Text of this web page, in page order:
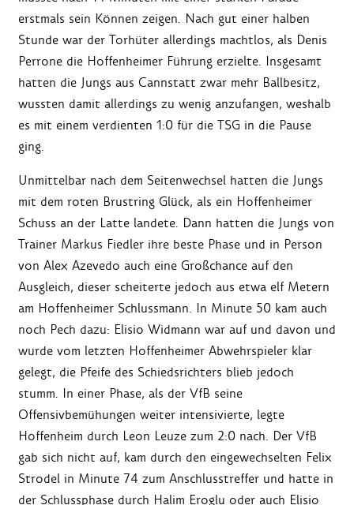
erstmals sein Können zeigen. Nach gut einer halben
Stunde war der Torhüter allerdings machtlos, als Denis
Perrone die Hoffenheimer Führung erzielte. Insgesamt
hatten die Jungs aus Cannstatt zwar mehr Ballbesitz,
wussten damit allerdings zu wenig anzufangen, weshalb
es mit einem verdienten 1:0 für die TSG in die Pause
ging.
Unmittelbar nach dem Seitenwechsel hatten die Jungs
mit dem roten Brustring Glück, als ein Hoffenheimer
Schuss an der Latte landete. Dann hatten die Jungs von
Trainer Markus Fiedler ihre beste Phase und in Person
von Alex Azevedo auch eine Großchance auf den
Ausgleich, dieser scheiterte jedoch aus etwa elf Metern
am Hoffenheimer Schlussmann. In Minute 50 kam auch
noch Pech dazu: Elisio Widmann war auf und davon und
wurde vom letzten Hoffenheimer Abwehrspieler klar
gelegt, die Pfeife des Schiedsrichters blieb jedoch
stumm. In einer Phase, als der VfB seine
Offensivbemühungen weiter intensivierte, legte
Hoffenheim durch Leon Leuze zum 2:0 nach. Der VfB
gab sich nicht auf, kam durch den eingewechselten Felix
Strodel in Minute 74 zum Anschlusstreffer und hatte in
der Schlussphase durch Halim Eroglu oder auch Elisio